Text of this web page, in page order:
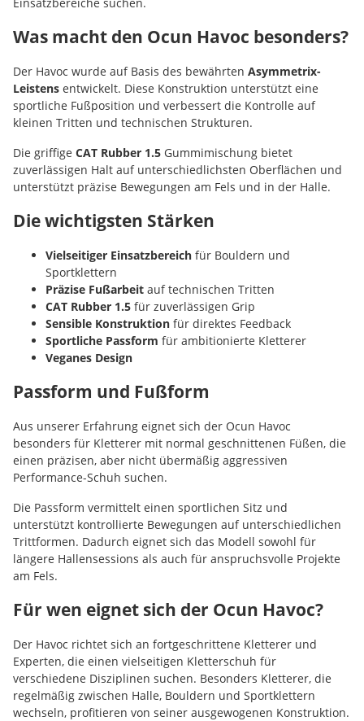
Was macht den Ocun Havoc besonders?
Der Havoc wurde auf Basis des bewährten Asymmetrix-
Leistens entwickelt. Diese Konstruktion unterstützt eine
sportliche Fußposition und verbessert die Kontrolle auf
kleinen Tritten und technischen Strukturen.
Die griffige CAT Rubber 1.5 Gummimischung bietet
zuverlässigen Halt auf unterschiedlichsten Oberflächen und
unterstützt präzise Bewegungen am Fels und in der Halle.
Die wichtigsten Stärken
Vielseitiger Einsatzbereich für Bouldern und
Sportklettern
Präzise Fußarbeit auf technischen Tritten
CAT Rubber 1.5 für zuverlässigen Grip
Sensible Konstruktion für direktes Feedback
Sportliche Passform für ambitionierte Kletterer
Veganes Design
Passform und Fußform
Aus unserer Erfahrung eignet sich der Ocun Havoc
besonders für Kletterer mit normal geschnittenen Füßen, die
einen präzisen, aber nicht übermäßig aggressiven
Performance-Schuh suchen.
Die Passform vermittelt einen sportlichen Sitz und
unterstützt kontrollierte Bewegungen auf unterschiedlichen
Trittformen. Dadurch eignet sich das Modell sowohl für
längere Hallensessions als auch für anspruchsvolle Projekte
am Fels.
Für wen eignet sich der Ocun Havoc?
Der Havoc richtet sich an fortgeschrittene Kletterer und
Experten, die einen vielseitigen Kletterschuh für
verschiedene Disziplinen suchen. Besonders Kletterer, die
regelmäßig zwischen Halle, Bouldern und Sportklettern
wechseln, profitieren von seiner ausgewogenen Konstruktion.